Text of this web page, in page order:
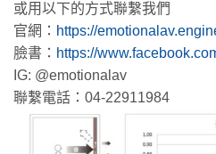
或用以下的方式聯繫我們
官網： https://
臉書： https://
IG: @emotionalav
聯繫電話：04-22911984